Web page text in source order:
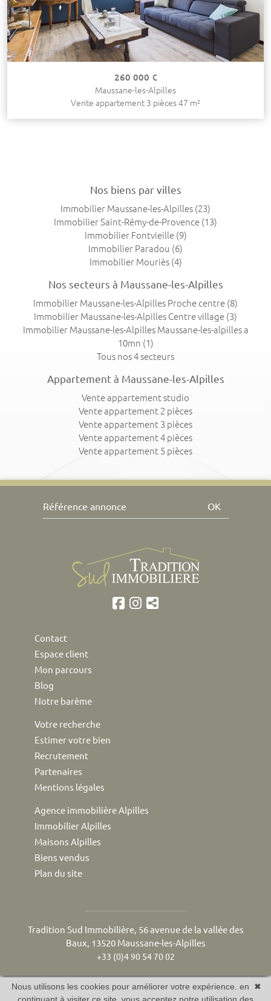
260 000 €
Maussane-les-Alpilles
Vente appartement 3 pièces 47 m²
Nos biens par villes
Immobilier Maussane-les-Alpilles (23)
Immobilier Saint-Rémy-de-Provence (13)
Immobilier Fontvieille(9)
Immobilier Paradou (6)
Immobilier Mouriès(4)
Nos secteurs à Maussane-les-Alpilles
Immobilier Maussane-les-Alpilles Proche centre (8)
Immobilier Maussane-les-Alpilles Centre village (3)
Immobilier Maussane-les-Alpilles Maussane-les-alpilles a
10mn (1)
Tous nos 4 secteurs
Appartement à Maussane-les-Alpilles
Vente appartement studio
Vente appartement 2 pièces
Vente appartement 3 pièces
Vente appartement 4 pièces
Vente appartement 5 pièces
OK
Contact
Espace client
Mon parcours
Blog
Notre barème
Votre recherche
Estimer votre bien
Recrutement
Partenaires
Mentions légales
Agence immobilière Alpilles
Immobilier Alpilles
Maisons Alpilles
Biens vendus
Plan du site
Tradition Sud Immobilière, 56 avenue de la vallée des
Baux, 13520 Maussane-les-Alpilles
+33 (0)4 90 54 70 02
✖
Nous utilisons les cookies pour améliorer votre expérience. en